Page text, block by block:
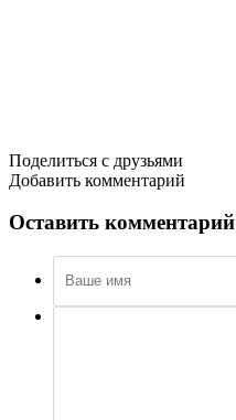
Поделиться с друзьями
Добавить комментарий
Оставить комментарий